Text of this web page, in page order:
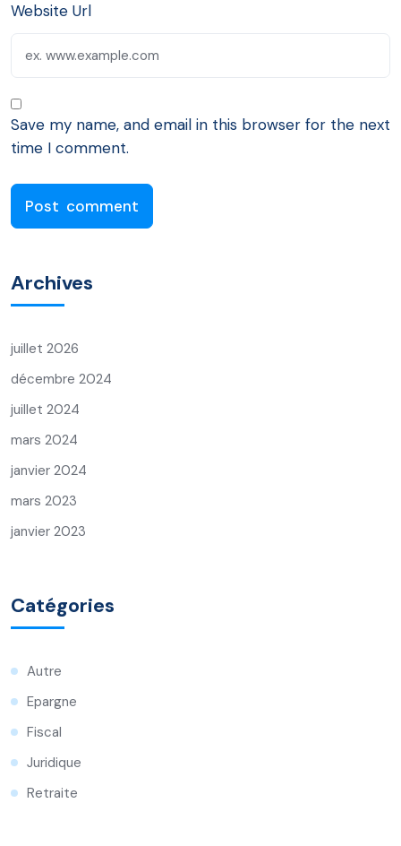
Website Url
Save my name, and email in this browser for the next
time I comment.
Archives
juillet 2026
décembre 2024
juillet 2024
mars 2024
janvier 2024
mars 2023
janvier 2023
Catégories
Autre
Epargne
Fiscal
Juridique
Retraite